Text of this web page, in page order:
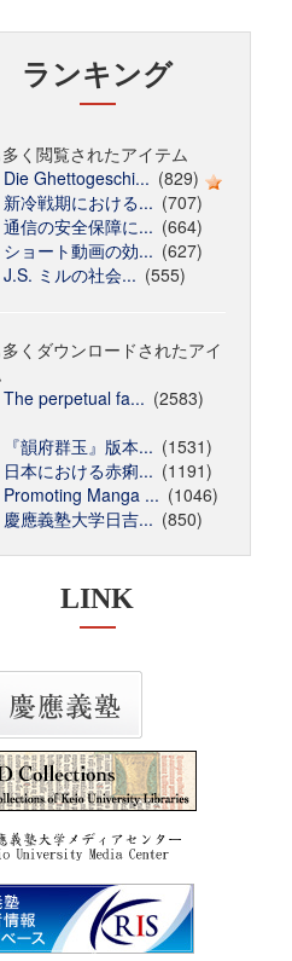
ランキング
く閲覧されたアイテム
Die Ghettogeschi... (829)
新冷戦期における... (707)
通信の安全保障に... (664)
ショート動画の効... (627)
J.S. ミルの社会... (555)
くダウンロードされたアイ
The perpetual fa... (2583)
『韻府群玉』版本... (1531)
日本における赤痢... (1191)
Promoting Manga ... (1046)
慶應義塾大学日吉... (850)
LINK